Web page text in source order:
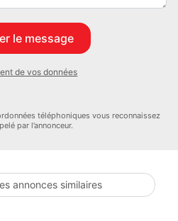
de vos données
téléphoniques vous reconnaissez
par l’annonceur.
annonces similaires